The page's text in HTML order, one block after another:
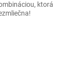
ktorá